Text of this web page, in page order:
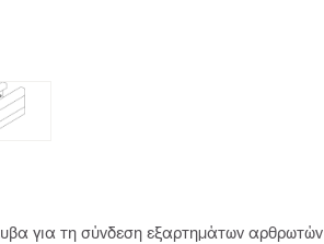
για τη σύνδεση εξαρτημάτων αρθρωτών